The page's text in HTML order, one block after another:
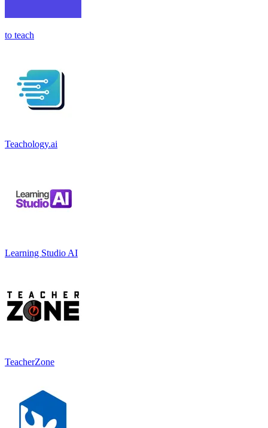
to teach
Teachology.ai
Learning Studio AI
TeacherZone